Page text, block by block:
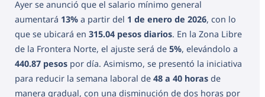
Ayer se anunció que el salario mínimo general
aumentará 13% a partir del 1 de enero de 2026, con lo
que se ubicará en 315.04 pesos diarios. En la Zona Libre
de la Frontera Norte, el ajuste será de 5%, elevándolo a
440.87 pesos por día. Asimismo, se presentó la iniciativa
para reducir la semana laboral de 48 a 40 horas de
manera gradual, con una disminución de dos horas por